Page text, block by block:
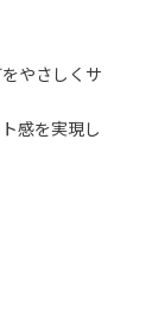
やさしくサ
感を実現し